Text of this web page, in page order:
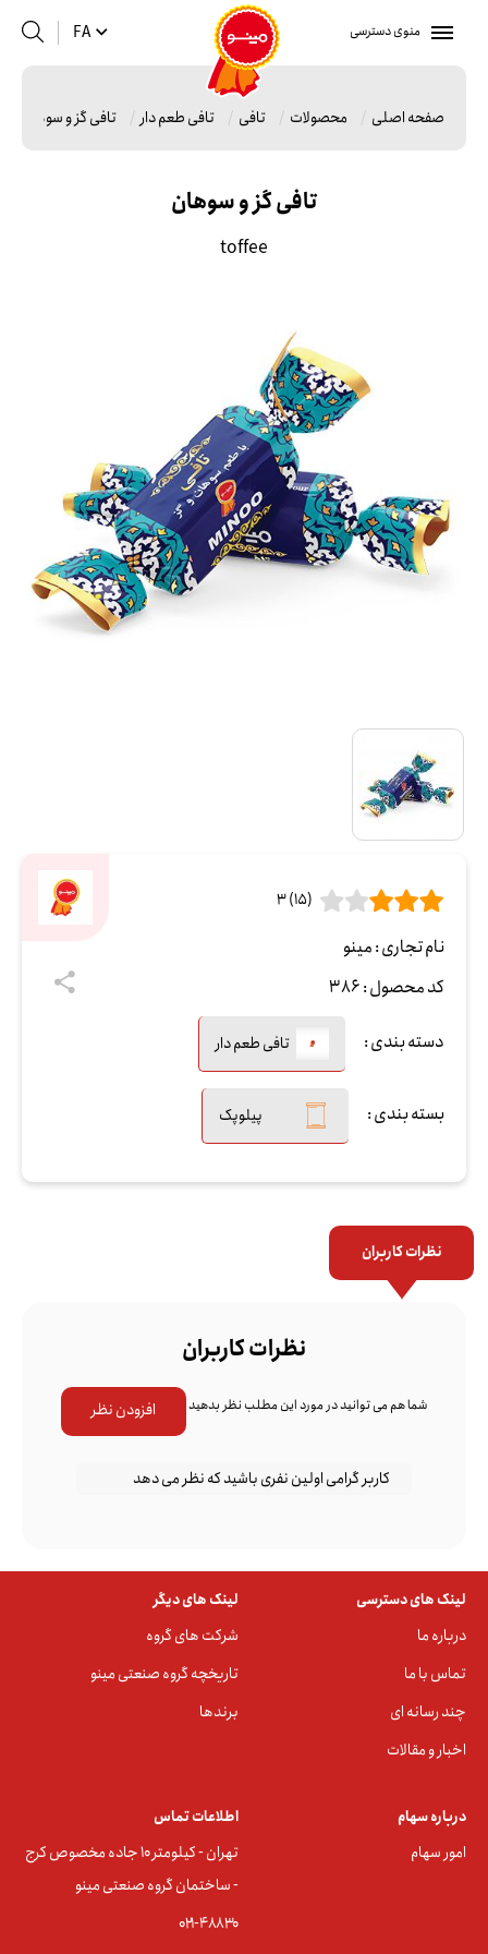
منوی دسترسی FA
صفحه اصلی محصولات تافی تافی طعم دار تافی گز و سوهان
تافی گز و سوهان
toffee
(15) 3
نام تجاری :مینو
کد محصول :386
دسته بندی : تافی طعم دار
بسته بندی : پیلوپک
نظرات کاربران
نظرات کاربران
شما هم می توانید در مورد این مطلب نظر بدهید افزودن نظر
کاربر گرامی اولین نفری باشید که نظر می دهد
لینک های دسترسی
درباره ما
تماس با ما
چند رسانه ای
اخبار و مقالات
لینک های دیگر
شرکت های گروه
تاریخچه گروه صنعتی مینو
برندها
درباره سهام
امور سهام
اطلاعات تماس
تهران - کیلومتر ۱۰ جاده مخصوص کرج
- ساختمان گروه صنعتی مینو
۰۲۱-۴۸۸۳0